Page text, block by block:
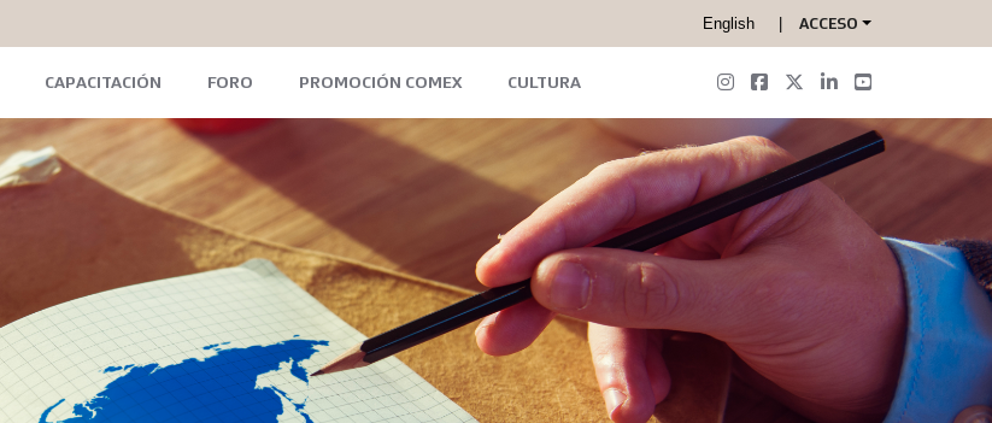
English ACCESO
CAPACITACIÓN FORO PROMOCIÓN COMEX CULTURA